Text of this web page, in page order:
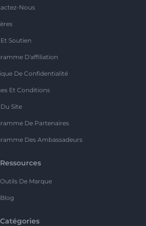
Nous
Soutien
D'affiliation
De Confidentialité
Et Conditions
Site
De Partenaires
Des Ambassadeurs
Ressources
Outils De Marque
Blog
Catégories